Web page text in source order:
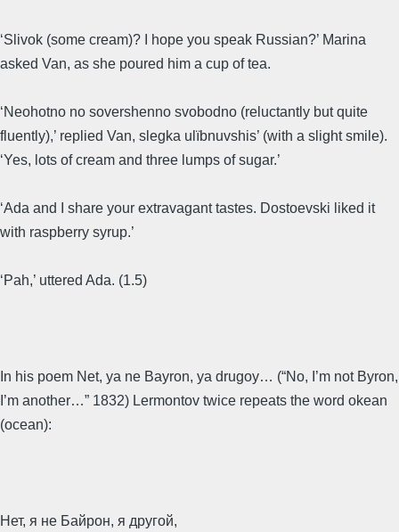
‘Slivok (some cream)? I hope you speak Russian?’ Marina
asked Van, as she poured him a cup of tea.
‘Neohotno no sovershenno svobodno (reluctantly but quite
fluently),’ replied Van, slegka ulïbnuvshis’ (with a slight smile).
‘Yes, lots of cream and three lumps of sugar.’
‘Ada and I share your extravagant tastes. Dostoevski liked it
with raspberry syrup.’
‘Pah,’ uttered Ada. (1.5)
In his poem Net, ya ne Bayron, ya drugoy… (“No, I’m not Byron,
I’m another…” 1832) Lermontov twice repeats the word okean
(ocean):
Нет, я не Байрон, я другой,